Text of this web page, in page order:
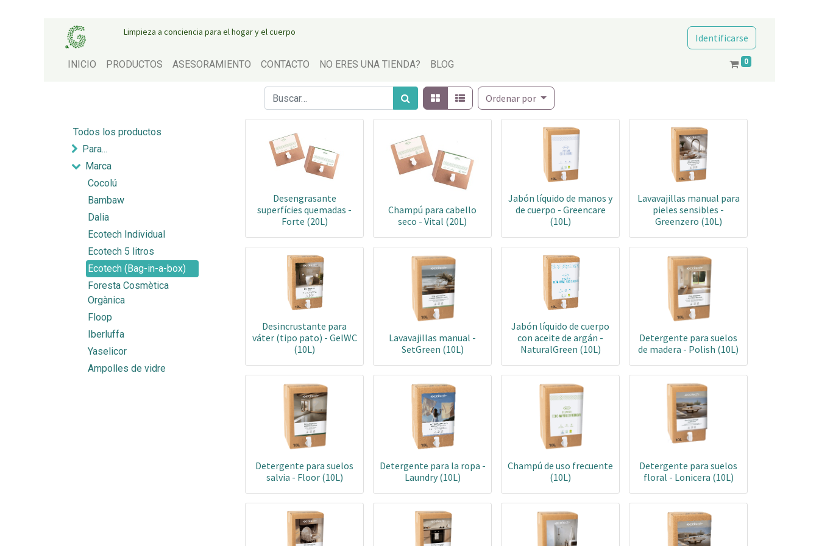
Limpieza a conciencia para el hogar y el cuerpo Identificarse
INICIO PRODUCTOS ASESORAMIENTO CONTACTO NO ERES UNA TIENDA? BLOG 0
Ordenar por
Todos los productos
Para...
Marca
Cocolú
Bambaw
Dalia
Ecotech Individual
Ecotech 5 litros
Ecotech (Bag-in-a-box)
Foresta Cosmètica
Orgànica
Floop
Iberluffa
Yaselicor
Ampolles de vidre
Desengrasante
superfícies quemadas -
Forte (20L)
Champú para cabello
seco - Vital (20L)
Jabón líquido de manos y
de cuerpo - Greencare
(10L)
Lavavajillas manual para
pieles sensibles -
Greenzero (10L)
Desincrustante para
váter (tipo pato) - GelWC
(10L)
Lavavajillas manual -
SetGreen (10L)
Jabón líquido de cuerpo
con aceite de argán -
NaturalGreen (10L)
Detergente para suelos
de madera - Polish (10L)
Detergente para suelos
salvia - Floor (10L)
Detergente para la ropa -
Laundry (10L)
Champú de uso frecuente
(10L)
Detergente para suelos
floral - Lonicera (10L)